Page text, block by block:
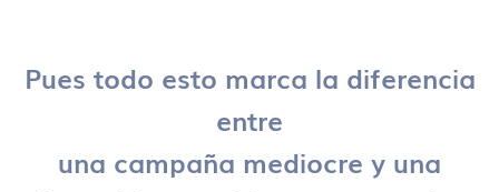
Pues todo esto marca la diferencia
entre
una campaña mediocre y una